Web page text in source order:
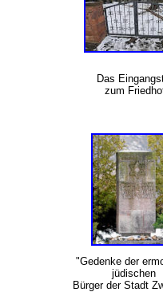
Das
zum
"Gedenke der
jüdischen
Bürger der Stadt